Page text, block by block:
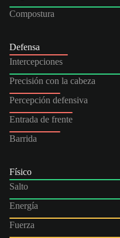
Compostura
Defensa
Intercepciones
Precisión con la cabeza
Percepción defensiva
Entrada de frente
Barrida
Físico
Salto
Energía
Fuerza